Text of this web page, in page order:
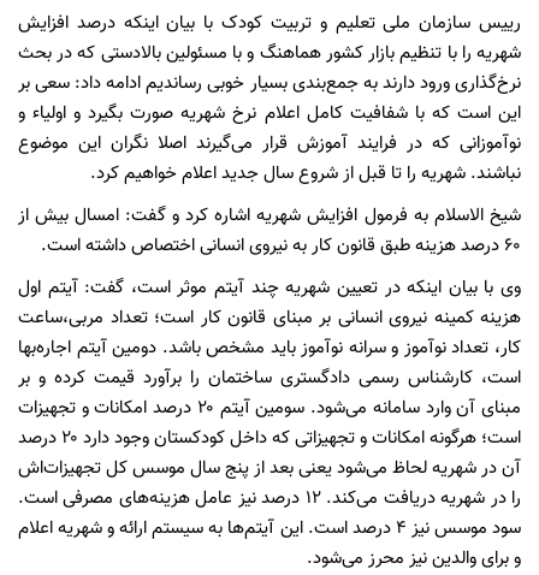
رییس سازمان ملی تعلیم و تربیت کودک با بیان اینکه درصد افزایش
شهریه را با تنظیم بازار کشور هماهنگ و با مسئولین بالادستی که در بحث
نرخ‌گذاری ورود دارند به جمع‌بندی بسیار خوبی رساندیم ادامه داد: سعی‌ بر
این است که با شفافیت کامل اعلام نرخ شهریه صورت بگیرد و اولیاء و
نوآموزانی که در فرایند آموزش قرار می‌گیرند اصلا نگران این موضوع
نباشند. شهریه را تا قبل از شروع سال جدید اعلام خواهیم کرد.
شیخ الاسلام به فرمول افزایش شهریه اشاره کرد و گفت: امسال بیش از
۶۰ درصد هزینه طبق قانون کار به نیروی انسانی اختصاص داشته است.
وی با بیان اینکه در تعیین شهریه چند آیتم موثر است، گفت: آیتم اول
هزینه کمینه نیروی انسانی بر مبنای قانون کار است؛ تعداد مربی،ساعت
کار، تعداد نوآموز و سرانه نوآموز باید مشخص باشد. دومین آیتم اجاره‌بها
است، کارشناس رسمی ‌دادگستری ساختمان را برآورد قیمت کرده و بر
مبنای آن وارد سامانه می‌شود. سومین آیتم ۲۰ درصد امکانات و تجهیزات
است؛ هرگونه امکانات و تجهیزاتی که داخل کودکستان وجود دارد ۲۰ درصد
آن در شهریه لحاظ می‌شود یعنی بعد از پنج سال موسس کل تجهیزات‌اش
را در شهریه دریافت می‌کند. ۱۲ درصد نیز عامل هزینه‌های مصرفی است.
سود موسس نیز ۴ درصد است. این آیتم‌ها به سیستم ارائه و شهریه اعلام
و برای والدین نیز محرز می‌شود.